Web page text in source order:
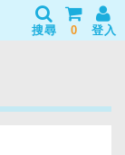
搜尋 0 登入